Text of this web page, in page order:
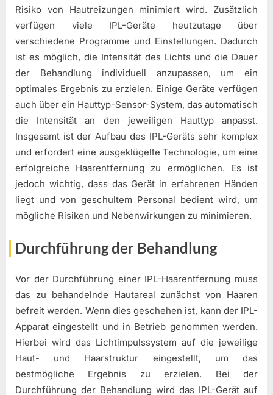
Risiko von Hautreizungen minimiert wird. Zusätzlich
verfügen viele IPL-Geräte heutzutage über
verschiedene Programme und Einstellungen. Dadurch
ist es möglich, die Intensität des Lichts und die Dauer
der Behandlung individuell anzupassen, um ein
optimales Ergebnis zu erzielen. Einige Geräte verfügen
auch über ein Hauttyp-Sensor-System, das automatisch
die Intensität an den jeweiligen Hauttyp anpasst.
Insgesamt ist der Aufbau des IPL-Geräts sehr komplex
und erfordert eine ausgeklügelte Technologie, um eine
erfolgreiche Haarentfernung zu ermöglichen. Es ist
jedoch wichtig, dass das Gerät in erfahrenen Händen
liegt und von geschultem Personal bedient wird, um
mögliche Risiken und Nebenwirkungen zu minimieren.
Durchführung der Behandlung
Vor der Durchführung einer IPL-Haarentfernung muss
das zu behandelnde Hautareal zunächst von Haaren
befreit werden. Wenn dies geschehen ist, kann der IPL-
Apparat eingestellt und in Betrieb genommen werden.
Hierbei wird das Lichtimpulssystem auf die jeweilige
Haut- und Haarstruktur eingestellt, um das
bestmögliche Ergebnis zu erzielen. Bei der
Durchführung der Behandlung wird das IPL-Gerät auf